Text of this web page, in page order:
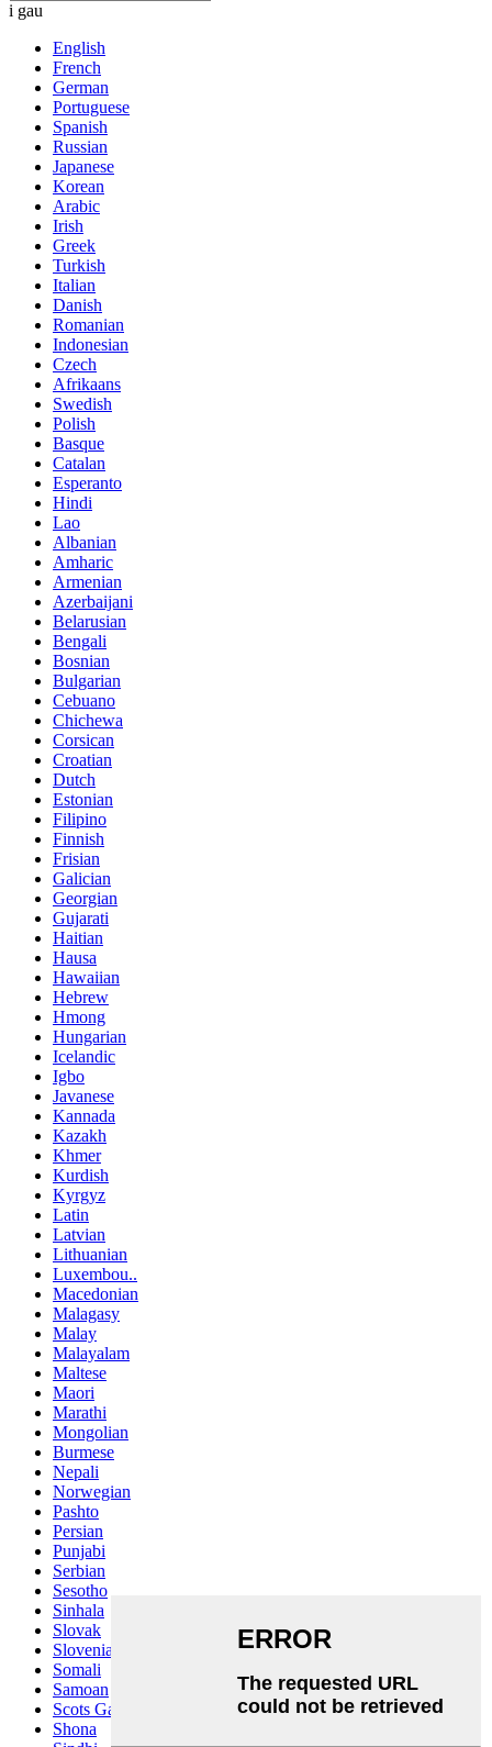
i gau
English
French
German
Portuguese
Spanish
Russian
Japanese
Korean
Arabic
Irish
Greek
Turkish
Italian
Danish
Romanian
Indonesian
Czech
Afrikaans
Swedish
Polish
Basque
Catalan
Esperanto
Hindi
Lao
Albanian
Amharic
Armenian
Azerbaijani
Belarusian
Bengali
Bosnian
Bulgarian
Cebuano
Chichewa
Corsican
Croatian
Dutch
Estonian
Filipino
Finnish
Frisian
Galician
Georgian
Gujarati
Haitian
Hausa
Hawaiian
Hebrew
Hmong
Hungarian
Icelandic
Igbo
Javanese
Kannada
Kazakh
Khmer
Kurdish
Kyrgyz
Latin
Latvian
Lithuanian
Luxembou..
Macedonian
Malagasy
Malay
Malayalam
Maltese
Maori
Marathi
Mongolian
Burmese
Nepali
Norwegian
Pashto
Persian
Punjabi
Serbian
Sesotho
Sinhala
Slovak
Slovenian
Somali
Samoan
Scots Gaelic
Shona